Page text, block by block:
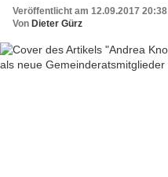
Veröffentlicht am 12.09.2017 20:38
Von Dieter Gürz